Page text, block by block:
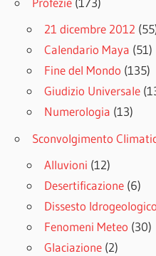
21 dicembre 2012
Calendario Maya (51)
Fine del Mondo (135)
Giudizio Universale
Numerologia (13)
Sconvolgimento
Alluvioni (12)
Desertificazione (6)
Dissesto Idrogeologico
Fenomeni Meteo (30)
Glaciazione (2)